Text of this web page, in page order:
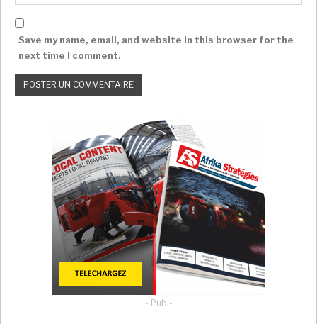
Save my name, email, and website in this browser for the
next time I comment.
- Pub -